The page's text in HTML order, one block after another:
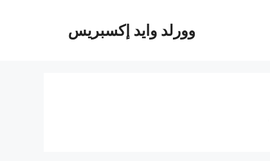
وورلد وايد إكسبريس